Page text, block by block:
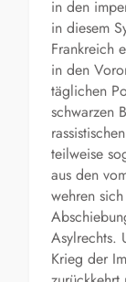
in den
in diesem
Frankreich
in den
täglichen
schwarzen
teilweise
aus den
wehren
Asylrechts.
Krieg der